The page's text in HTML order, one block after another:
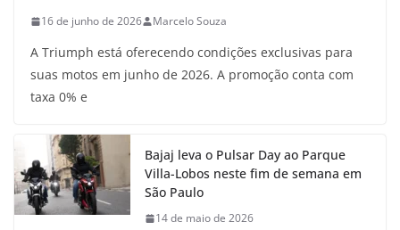
16 de junho de 2026 Marcelo Souza
A Triumph está oferecendo condições exclusivas para
suas motos em junho de 2026. A promoção conta com
taxa 0% e
Bajaj leva o Pulsar Day ao Parque
Villa-Lobos neste fim de semana em
São Paulo
14 de maio de 2026